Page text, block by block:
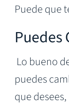
Puede que
Puedes
Lo bueno
puedes
que